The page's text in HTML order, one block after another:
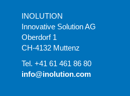
INOLUTION
Innovative Solution AG
Oberdorf 1
CH-4132 Muttenz
Tel. +41 61 461 86 80
info@inolution.com